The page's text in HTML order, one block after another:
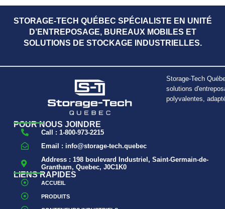
STORAGE-TECH QUÉBEC SPÉCIALISTE EN UNITÉ
D’ENTREPOSAGE, BUREAUX MOBILES ET
SOLUTIONS DE STOCKAGE INDUSTRIELLES.
Storage-Tech
solutions
polyvalentes,
POUR NOUS JOINDRE
Call : 1-800-973-2215
Email : info@storage-tech.quebec
Address : 198 boulevard Industriel, Saint-Germain-de-
Grantham, Quebec, J0C1K0
LIENS RAPIDES
ACCUEIL
PRODUITS